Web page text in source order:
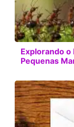
Explorando
Pequenas